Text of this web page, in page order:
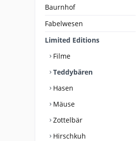
Baurnhof
Fabelwesen
Limited Editions
Filme
Teddybären
Hasen
Mäuse
Zottelbär
Hirschkuh